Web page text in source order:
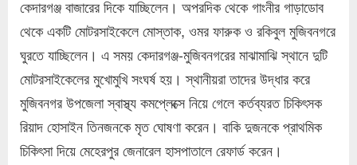
কেদারগঞ্জ বাজারের দিকে যাচ্ছিলেন। অপরদিক থেকে গাংনীর গাড়াডোব
থেকে একটি মোটরসাইকেলে মোস্তাক, ওমর ফারুক ও রকিবুল মুজিবনগরে
ঘুরতে যাচ্ছিলেন। এ সময় কেদারগঞ্জ-মুজিবনগরের মাঝামাঝি স্থানে দুটি
মোটরসাইকেলের মুখোমুখি সংঘর্ষ হয়। স্থানীয়রা তাদের উদ্ধার করে
মুজিবনগর উপজেলা স্বাস্থ্য কমপ্লেক্সে নিয়ে গেলে কর্তব্যরত চিকিৎসক
রিয়াদ হোসাইন তিনজনকে মৃত ঘোষণা করেন। বাকি দুজনকে প্রাথমিক
চিকিৎসা দিয়ে মেহেরপুর জেনারেল হাসপাতালে রেফার্ড করেন।